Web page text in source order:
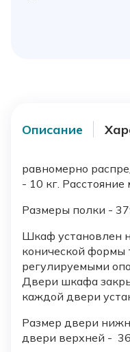
Описание
равномерно
- 10 кг.
Размеры полки -
Шкаф установлен
конической
регулируемыми
Двери шкафа
каждой двери
Размер двери
двери верхней -